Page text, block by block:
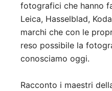
fotografici che hanno
Leica, Hasselblad,
marchi che con le
reso possibile la
conosciamo oggi.
Racconto i maestri